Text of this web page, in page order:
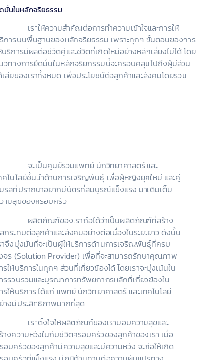
มั่นในหลักจริยธรรม
เราให้ความสำคัญต่อการทำความเข้าใจและการให้
การบนพื้นฐานของหลักจริยธรรม เพราะทุกๆ ขั้นตอนของการ
บริการมีผลต่อชีวืตคู่และชีวิตที่เกิดใหม่อย่างหลีกเลี่ยงไม่ได้ โดย
วทางการยึดมั่นในหลักจริยกรรมนี้จะครอบคลุมไปถึงผู้มีส่วน
เสียของเราทั้งหมด เพื่อประโยชน์ต่อลูกค้าและสังคมโดยรวม
จะเป็นศูนย์รวมแพทย์ นักวิทยาศาสตร์ และ
คโนโลยีชั้นนำด้านการเจริญพันธุ์ เพื่อผู้หญิงยุคใหม่ และคู่
รสที่ปราถนาอยากมีบัตรที่สมบูรณ์แข็งแรง มาเติมเต็ม
ามสุขของครอบครัว
ผลิตภัณฑ์ของเราถือได้ว่าเป็นผลิตภัณฑ์ที่สร้าง
กระทบต่อลูกค้าและสังคมอย่างต่อเนื่องในระยะยาว ดังนั้น
าจึงมุ่งมั่นที่จะเป็นผู้ให้บริการด้านการเจริญพันธุ์ที่ครบ
จร (Solution Provider) เพื่อที่จะสามารถรักษาคุณภาพ
รให้บริการในทุกๆ ส่วนที่เกี่ยวข้องได้ โดยเราจะมุ่งเน้นใน
รรวบรวมและบูรณาการทรัพยกากรหลักที่เกี่ยวข้องใน
รให้บริการ ได้แก่ แพทย์ นักวิทยาศาสตร์ และเทคโนโลยี
างมีประสิทธิภาพมากที่สุด
เราตั้งใจให้ผลิตภัณฑ์ของเรามอบความสุขและ
างความหวังในกับชีวิตครอบครัวของลูกค้าของเรา เมื่อ
อบครัวของลูกค้ามีความสุขและมีความหวัง จะก่อให้เกิด